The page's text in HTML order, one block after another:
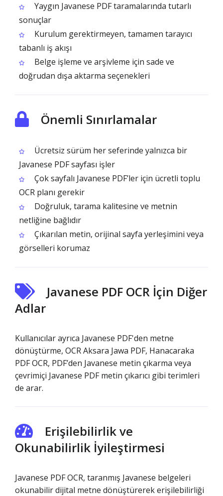
Yaygın Javanese PDF taramalarında tutarlı
sonuçlar
Kurulum gerektirmeyen, tamamen tarayıcı
tabanlı iş akışı
Belge işleme ve arşivleme için sade ve
doğrudan dışa aktarma seçenekleri
Önemli Sınırlamalar
Ücretsiz sürüm her seferinde yalnızca bir
Javanese PDF sayfası işler
Çok sayfalı Javanese PDF’ler için ücretli toplu
OCR planı gerekir
Doğruluk, tarama kalitesine ve metnin
netliğine bağlıdır
Çıkarılan metin, orijinal sayfa yerleşimini veya
görselleri korumaz
Javanese PDF OCR İçin Diğer
Adlar
Kullanıcılar ayrıca Javanese PDF'den metne
dönüştürme, OCR Aksara Jawa PDF, Hanacaraka
PDF OCR, PDF’den Javanese metin çıkarma veya
çevrimiçi Javanese PDF metin çıkarıcı gibi terimleri
de arar.
Erişilebilirlik ve
Okunabilirlik İyileştirmesi
Javanese PDF OCR, taranmış Javanese belgeleri
okunabilir dijital metne dönüştürerek erişilebilirliği